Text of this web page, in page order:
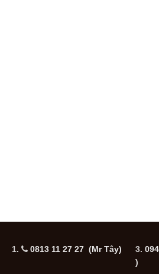
1. 0813 11 27 27 (Mr Tây) 3.
)